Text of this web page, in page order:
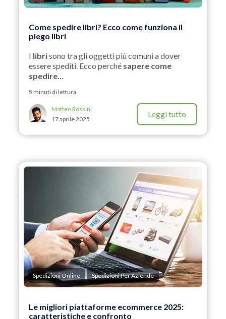
Come spedire libri? Ecco come funziona il
piego libri
I librisono tra gli oggetti più comuni a dover
essere spediti. Ecco perché sapere come
spedire...
5 minuti di lettura
Matteo Rossini
17 aprile 2025
Leggi tutto
Spedizioni Online Spedizioni Per Aziende
Le migliori piattaforme ecommerce 2025:
caratteristiche e confronto